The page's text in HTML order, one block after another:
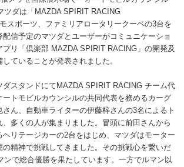
ツダは「MAZDA SPIRIT RACING
スポーツ、ファミリアロータリークーペの3台を
配信予定のマツダとユーザーがコミュニケーショ
プリ「倶楽部 MAZDA SPIRIT RACING」の開発及
ていることが発表されました。
ダスタンドにてMAZDA SPIRIT RACING チーム代
トモビルカウンシルの共同代表を務めるカーグ
ん、自動車ライターの伊藤梓さんの3名によるト
多くの人が集まりました。冒頭に前田さんから
ヘリテージカーの2台をはじめ、マツダはモーター
の精神で挑戦してきました。その挑戦心を繋いだ
ンで総合優勝を果たしています。一方でルマン以